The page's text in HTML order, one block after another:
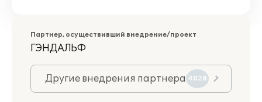
Партнер, осуществивший внедрение/проект
ГЭНДАЛЬФ
Другие внедрения партнера 4028